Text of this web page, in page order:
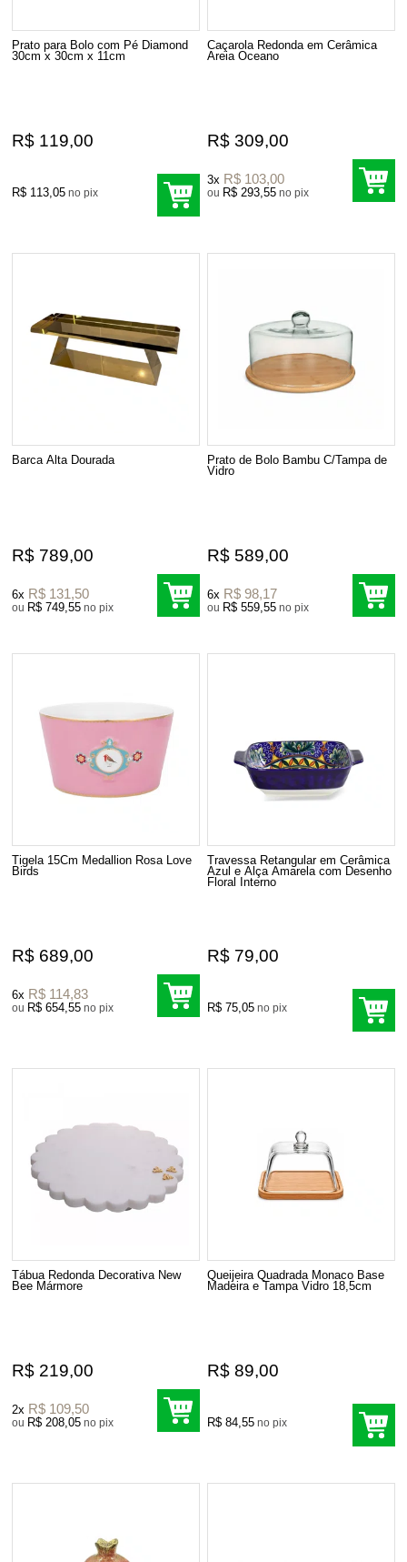
Prato para Bolo com Pé Diamond
30cm x 30cm x 11cm
R$ 119,00
R$ 113,05 no pix
Caçarola Redonda em Cerâmica
Areia Oceano
R$ 309,00
3x R$ 103,00
ou R$ 293,55 no pix
Barca Alta Dourada
R$ 789,00
6x R$ 131,50
ou R$ 749,55 no pix
Prato de Bolo Bambu C/Tampa de
Vidro
R$ 589,00
6x R$ 98,17
ou R$ 559,55 no pix
Tigela 15Cm Medallion Rosa Love
Birds
R$ 689,00
6x R$ 114,83
ou R$ 654,55 no pix
Travessa Retangular em Cerâmica
Azul e Alça Amarela com Desenho
Floral Interno
R$ 79,00
R$ 75,05 no pix
Tábua Redonda Decorativa New
Bee Mármore
R$ 219,00
2x R$ 109,50
ou R$ 208,05 no pix
Queijeira Quadrada Monaco Base
Madeira e Tampa Vidro 18,5cm
R$ 89,00
R$ 84,55 no pix